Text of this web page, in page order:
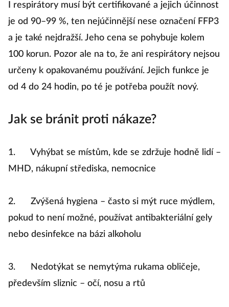
I respirátory musí být certifikované a jejich účinnost
je od 90–99 %, ten nejúčinnější nese označení FFP3
a je také nejdražší. Jeho cena se pohybuje kolem
100 korun. Pozor ale na to, že ani respirátory nejsou
určeny k opakovanému používání. Jejich funkce je
od 4 do 24 hodin, po té je potřeba použít nový.
Jak se bránit proti nákaze?
1. Vyhýbat se místům, kde se zdržuje hodně lidí –
MHD, nákupní střediska, nemocnice
2. Zvýšená hygiena – často si mýt ruce mýdlem,
pokud to není možné, používat antibakteriální gely
nebo desinfekce na bázi alkoholu
3. Nedotýkat se nemytýma rukama obličeje,
především sliznic – očí, nosu a rtů